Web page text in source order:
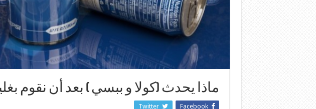
ماذا يحدث (كولا و ببسي ) بعد أن نقوم
Facebook
Twitter